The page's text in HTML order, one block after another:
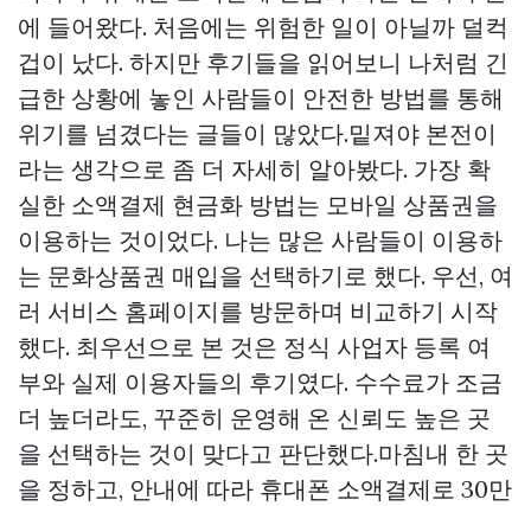
에 들어왔다. 처음에는 위험한 일이 아닐까 덜컥
겁이 났다. 하지만 후기들을 읽어보니 나처럼 긴
급한 상황에 놓인 사람들이 안전한 방법를 통해
위기를 넘겼다는 글들이 많았다.밑져야 본전이
라는 생각으로 좀 더 자세히 알아봤다. 가장 확
실한 소액결제 현금화 방법는 모바일 상품권을
이용하는 것이었다. 나는 많은 사람들이 이용하
는 문화상품권 매입을 선택하기로 했다. 우선, 여
러 서비스 홈페이지를 방문하며 비교하기 시작
했다. 최우선으로 본 것은 정식 사업자 등록 여
부와 실제 이용자들의 후기였다. 수수료가 조금
더 높더라도, 꾸준히 운영해 온 신뢰도 높은 곳
을 선택하는 것이 맞다고 판단했다.마침내 한 곳
을 정하고, 안내에 따라 휴대폰 소액결제로 30만